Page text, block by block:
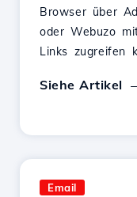
Browser über
oder Webuzo
Links zugreifen
Siehe Artikel
Email